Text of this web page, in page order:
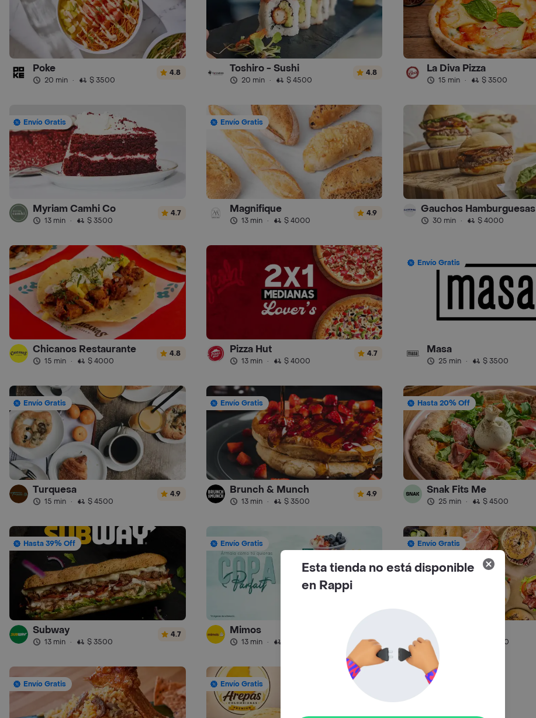
Poke
20 min · $ 3500
4.8 Toshiro - Sushi
20 min · $ 4500
4.8 La Diva Pizza
15 min · $ 3500
Envío Gratis
Myriam Camhi Co
13 min · $ 3500
4.7
Envío Gratis
Magnifique
13 min · $ 4000
4.9
30 min · $ 4000
Chicanos Restaurante
15 min · $ 4000
4.8 Pizza Hut
13 min · $ 4000
4.7
Envío Gratis
Masa
25 min · $ 3500
Envío Gratis
Turquesa
15 min · $ 4500
4.9
Envío Gratis
Brunch & Munch
13 min · $ 3500
4.9
Hasta 20% Off
Snak Fits Me
25 min · $ 4500
Hasta 39% Off
Subway
13 min · $ 3500
4.7
Envío Gratis
Mimos
13 min ·
Envío Gratis
Capital Bagels
$ 3500
Envío Gratis Envío Gratis
Esta tienda no está disponible
en Rappi